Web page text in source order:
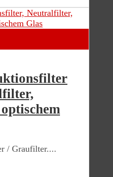
/ Graufilter....